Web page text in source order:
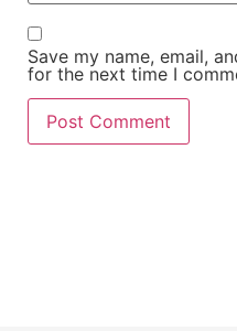
Save my name, email,
for the next time I